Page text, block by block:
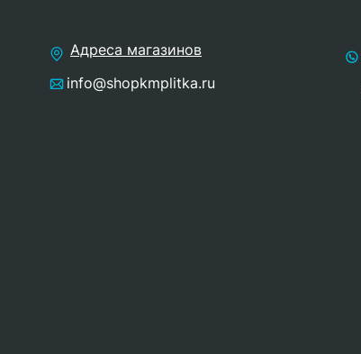
Адреса магазинов
info@shopkmplitka.ru